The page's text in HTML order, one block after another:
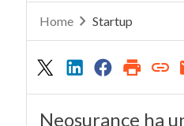
Home Startup
Neosurance ha